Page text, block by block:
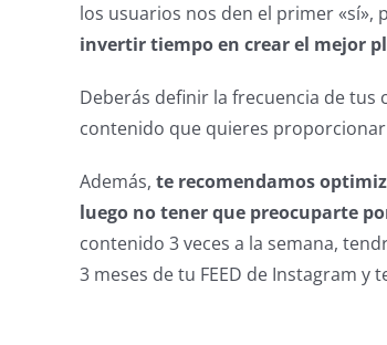
los usuarios nos den el primer «sí»,
invertir tiempo en crear el mejor
Deberás definir la frecuencia de tus
contenido que quieres
Además, te recomendamos
luego no tener que preocuparte
contenido 3 veces a la semana,
3 meses de tu FEED de Instagram y